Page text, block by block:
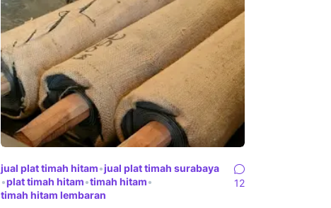
jual plat timah hitam•jual plat timah surabaya
•plat timah hitam•timah hitam•
timah hitam lembaran
12